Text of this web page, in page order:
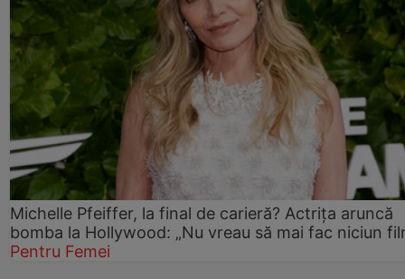
Michelle Pfeiffer, la final de carieră? Actrița aruncă
bomba la Hollywood: „Nu vreau să mai fac niciun
Pentru Femei